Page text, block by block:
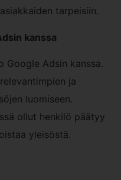
tarpeisiin.
kanssa
Google Adsin kanssa.
ja
luomiseen.
ollut henkilö päätyy
yleisöstä.